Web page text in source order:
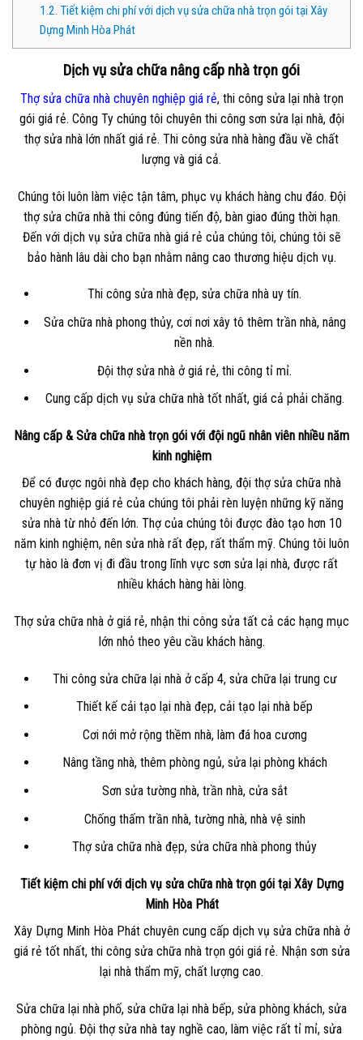
1.2. Tiết kiệm chi phí với dịch vụ sửa chữa nhà trọn gói tại Xây
Dựng Minh Hòa Phát
Dịch vụ sửa chữa nâng cấp nhà trọn gói
Thợ sửa chữa nhà chuyên nghiệp giá rẻ, thi công sửa lại nhà trọn
gói giá rẻ. Công Ty chúng tôi chuyên thi công sơn sửa lại nhà, đội
thợ sửa nhà lớn nhất giá rẻ. Thi công sửa nhà hàng đầu về chất
lượng và giá cả.
Chúng tôi luôn làm việc tận tâm, phục vụ khách hàng chu đáo. Đội
thợ sửa chữa nhà thi công đúng tiến độ, bàn giao đúng thời hạn.
Đến với dịch vụ sửa chữa nhà giá rẻ của chúng tôi, chúng tôi sẽ
bảo hành lâu dài cho bạn nhằm nâng cao thương hiệu dịch vụ.
Thi công sửa nhà đẹp, sửa chữa nhà uy tín.
Sửa chữa nhà phong thủy, cơi nơi xây tô thêm trần nhà, nâng
nền nhà.
Đội thợ sửa nhà ở giá rẻ, thi công tỉ mỉ.
Cung cấp dịch vụ sửa chữa nhà tốt nhất, giá cả phải chăng.
Nâng cấp & Sửa chữa nhà trọn gói với đội ngũ nhân viên nhiều năm
kinh nghiệm
Để có được ngôi nhà đẹp cho khách hàng, đội thợ sửa chữa nhà
chuyên nghiệp giá rẻ của chúng tôi phải rèn luyện những kỹ năng
sửa nhà từ nhỏ đến lớn. Thợ của chúng tôi được đào tạo hơn 10
năm kinh nghiệm, nên sửa nhà rất đẹp, rất thẩm mỹ. Chúng tôi luôn
tự hào là đơn vị đi đầu trong lĩnh vực sơn sửa lại nhà, được rất
nhiều khách hàng hài lòng.
Thợ sửa chữa nhà ở giá rẻ, nhận thi công sửa tất cả các hạng mục
lớn nhỏ theo yêu cầu khách hàng.
Thi công sửa chữa lại nhà ở cấp 4, sửa chữa lại trung cư
Thiết kế cải tạo lại nhà đẹp, cải tạo lại nhà bếp
Cơi nới mở rộng thềm nhà, làm đá hoa cương
Nâng tầng nhà, thêm phòng ngủ, sửa lại phòng khách
Sơn sửa tường nhà, trần nhà, cửa sắt
Chống thấm trần nhà, tường nhà, nhà vệ sinh
Thợ sửa chữa nhà đẹp, sửa chữa nhà phong thủy
Tiết kiệm chi phí với dịch vụ sửa chữa nhà trọn gói tại Xây Dựng
Minh Hòa Phát
Xây Dựng Minh Hòa Phát chuyên cung cấp dịch vụ sửa chữa nhà ở
giá rẻ tốt nhất, thi công sửa chữa nhà trọn gói giá rẻ. Nhận sơn sửa
lại nhà thẩm mỹ, chất lượng cao.
Sửa chữa lại nhà phố, sửa chữa lại nhà bếp, sửa phòng khách, sửa
phòng ngủ. Đội thợ sửa nhà tay nghề cao, làm việc rất tỉ mỉ, sửa